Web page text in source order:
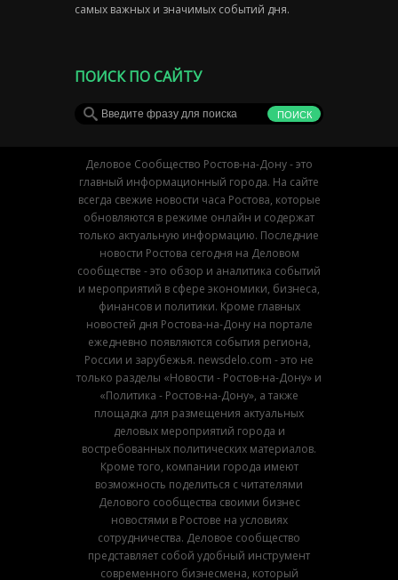
самых важных и значимых событий дня.
ПОИСК ПО САЙТУ
Деловое Сообщество Ростов-на-Дону - это
главный информационный города. На сайте
всегда свежие новости часа Ростова, которые
обновляются в режиме онлайн и содержат
только актуальную информацию. Последние
новости Ростова сегодня на Деловом
сообществе - это обзор и аналитика событий
и мероприятий в сфере экономики, бизнеса,
финансов и политики. Кроме главных
новостей дня Ростова-на-Дону на портале
ежедневно появляются события региона,
России и зарубежья. newsdelo.com - это не
только разделы «Новости - Ростов-на-Дону» и
«Политика - Ростов-на-Дону», а также
площадка для размещения актуальных
деловых мероприятий города и
востребованных политических материалов.
Кроме того, компании города имеют
возможность поделиться с читателями
Делового сообщества своими бизнес
новостями в Ростове на условиях
сотрудничества. Деловое сообщество
представляет собой удобный инструмент
современного бизнесмена, который